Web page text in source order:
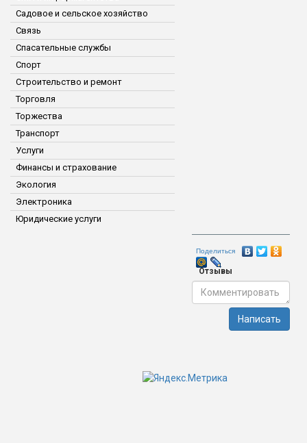
Садовое и сельское хозяйство
Связь
Спасательные службы
Спорт
Строительство и ремонт
Торговля
Торжества
Транспорт
Услуги
Финансы и страхование
Экология
Электроника
Юридические услуги
Поделиться
Отзывы
Написать